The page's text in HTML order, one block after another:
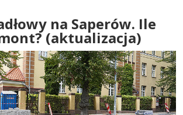
na Saperów. Ile
(aktualizacja)